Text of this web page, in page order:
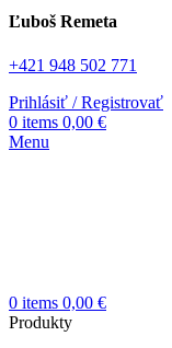
Ľuboš Remeta
+421 948 502 771
Prihlásiť / Registrovať
0 items 0,00 €
Menu
0 items 0,00 €
Produkty